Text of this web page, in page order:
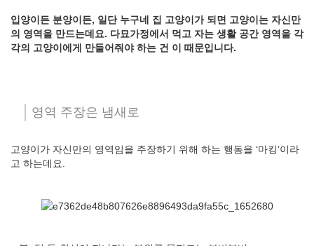
입양이든 분양이든, 일단 누구네 집 고양이가 되면 고양이는 자신만
의 영역을 만드는데요. 다묘가정에서 먹고 자는 생활 공간 영역을 각
각의 고양이에게 만들어줘야 하는 건 이 때문입니다.
영역 주장은 냄새로
고양이가 자신만의 영역임을 주장하기 위해 하는 행동을 ‘마킹’이라
고 하는데요.